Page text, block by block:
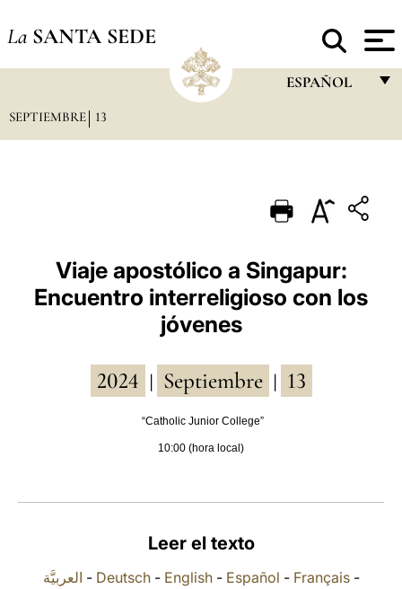
La SANTA SEDE
ESPAÑOL
PORTUGUÊS
DEUTSCH
العربيّة
中文
SEPTIEMBRE 13
Viaje apostólico a Singapur:
Encuentro interreligioso con los
jóvenes
2024 Septiembre 13
“Catholic Junior College”
10:00 (hora local)
Leer el texto
العربيَّة - Deutsch- English- Español - Français-